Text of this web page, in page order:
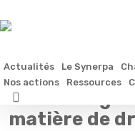
to
Actualités Le Synerpa
Nos actions
Ressources
matière de